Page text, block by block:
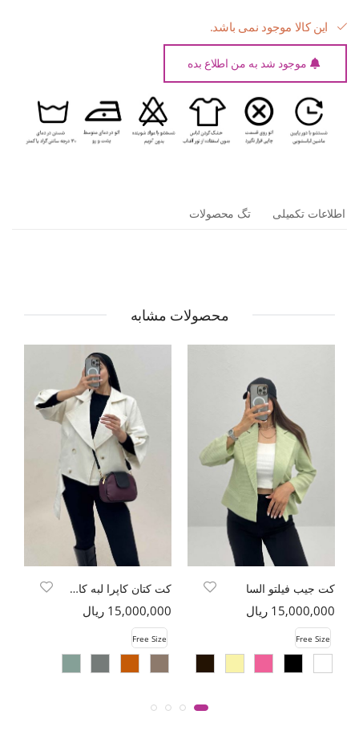
این کالا موجود نمی باشد.
موجود شد به من اطلاع بده
اطلاعات تکمیلی تگ محصولات
محصولات مشابه
کت جیب فیلتو السا
15,000,000 ریال
Free Size
کت کتان کاپرا لبه کات پاگن دار
15,000,000 ریال
Free Size